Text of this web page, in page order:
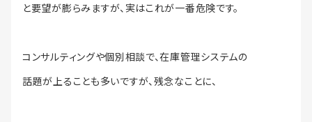
と要望が膨らみますが、実はこれが一番危険です。
コンサルティングや個別相談で、在庫管理システムの
話題が上ることも多いですが、残念なことに、